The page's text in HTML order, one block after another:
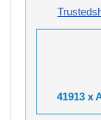
41913 x